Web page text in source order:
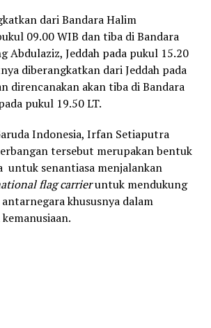
dari Bandara Halim
09.00 WIB dan tiba di Bandara
Abdulaziz, Jeddah pada pukul 15.20
diberangkatkan dari Jeddah pada
direncanakan akan tiba di Bandara
pukul 19.50 LT.
Indonesia, Irfan Setiaputra
tersebut merupakan bentuk
untuk senantiasa menjalankan
flag carrieruntuk mendukung
khususnya dalam